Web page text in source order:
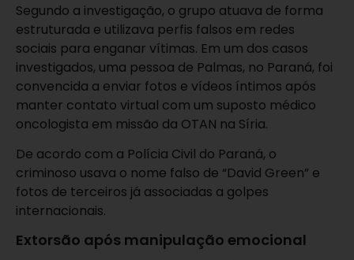
Segundo a investigação, o grupo atuava de forma
estruturada e utilizava perfis falsos em redes
sociais para enganar vítimas. Em um dos casos
investigados, uma pessoa de Palmas, no Paraná, foi
convencida a enviar fotos e vídeos íntimos após
manter contato virtual com um suposto médico
oncologista em missão da OTAN na Síria.
De acordo com a Polícia Civil do Paraná, o
criminoso usava o nome falso de “David Green” e
fotos de terceiros já associadas a golpes
internacionais.
Extorsão após manipulação emocional